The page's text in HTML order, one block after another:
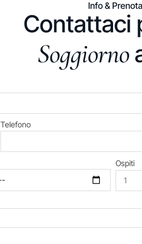
Info &
Contattaci
Soggiorno
Telefono
Ospiti